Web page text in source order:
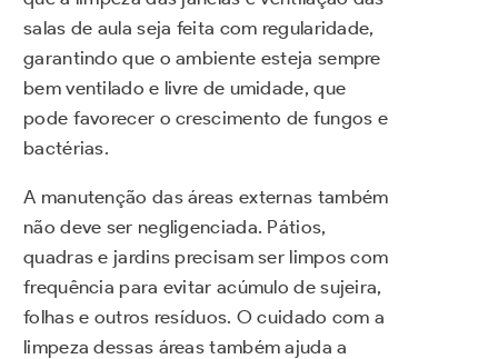
salas de aula seja feita com regularidade,
garantindo que o ambiente esteja sempre
bem ventilado e livre de umidade, que
pode favorecer o crescimento de fungos e
bactérias.
A manutenção das áreas externas também
não deve ser negligenciada. Pátios,
quadras e jardins precisam ser limpos com
frequência para evitar acúmulo de sujeira,
folhas e outros resíduos. O cuidado com a
limpeza dessas áreas também ajuda a